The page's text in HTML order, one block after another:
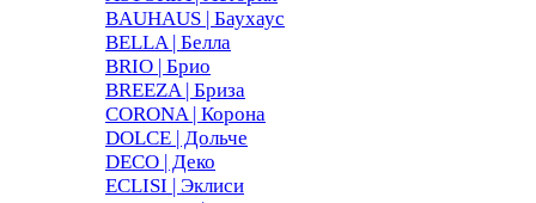
BAUHAUS | Баухаус
BELLA | Белла
BRIO | Брио
BREEZA | Бриза
CORONA | Корона
DOLCE | Дольче
DECO | Деко
ECLISI | Эклиси